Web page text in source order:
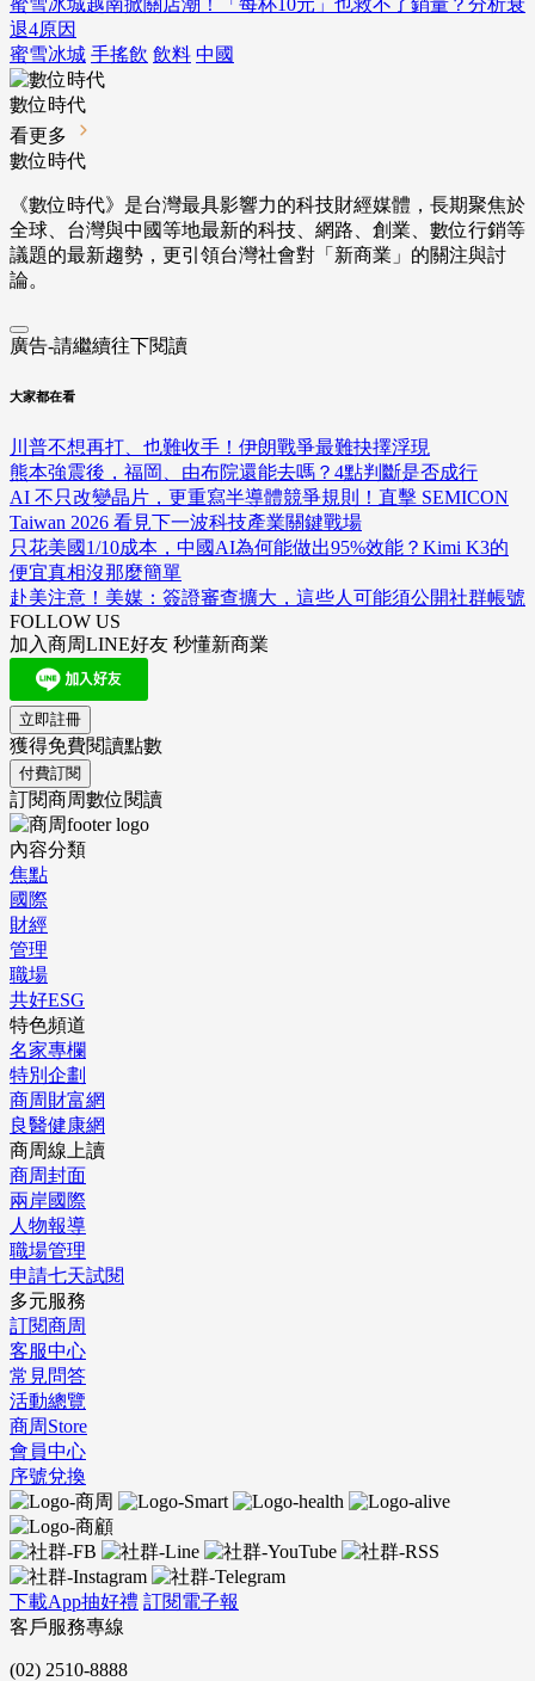
蜜雪冰城越南掀關店潮！「每杯10元」也救不了銷量？分析衰
退4原因
蜜雪冰城 手搖飲 飲料 中國
數位時代
看更多
數位時代
《數位時代》是台灣最具影響力的科技財經媒體，長期聚焦於
全球、台灣與中國等地最新的科技、網路、創業、數位行銷等
議題的最新趨勢，更引領台灣社會對「新商業」的關注與討
論。
廣告-請繼續往下閱讀
大家都在看
川普不想再打、也難收手！伊朗戰爭最難抉擇浮現
熊本強震後，福岡、由布院還能去嗎？4點判斷是否成行
AI 不只改變晶片，更重寫半導體競爭規則！直擊 SEMICON
Taiwan 2026 看見下一波科技產業關鍵戰場
只花美國1/10成本，中國AI為何能做出95%效能？Kimi K3的
便宜真相沒那麼簡單
赴美注意！美媒：簽證審查擴大，這些人可能須公開社群帳號
FOLLOW US
加入商周LINE好友 秒懂新商業
立即註冊
獲得免費閱讀點數
付費訂閱
訂閱商周數位閱讀
內容分類
焦點
國際
財經
管理
職場
共好ESG
特色頻道
名家專欄
特別企劃
商周財富網
良醫健康網
商周線上讀
商周封面
兩岸國際
人物報導
職場管理
申請七天試閱
多元服務
訂閱商周
客服中心
常見問答
活動總覽
商周Store
會員中心
序號兌換
下載App抽好禮 訂閱電子報
客戶服務專線
(02) 2510-8888